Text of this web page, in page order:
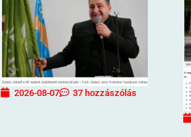
2026-08-07 37 hozzászólás